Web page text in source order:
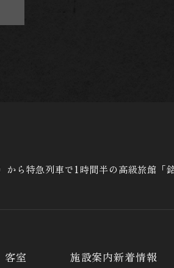
から特急列車で1時間半の高級旅館「
客室 施設案内新着情報